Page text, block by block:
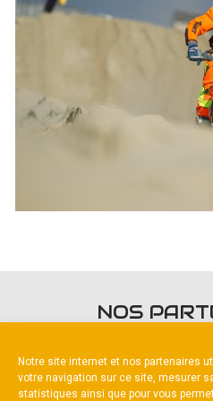
Notre site internet et nos partenaires
votre navigation sur ce site, mesurer
statistiques ainsi que pour vous
NOS